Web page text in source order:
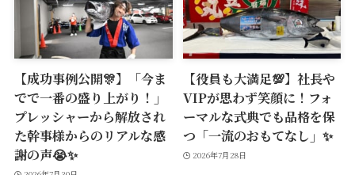
【成功事例公開🎊】「今ま
でで一番の盛り上がり！」
プレッシャーから解放され
た幹事様からのリアルな感
謝の声😭✨
【役員も大満足💯】社長や
VIPが思わず笑顔に！フォ
ーマルな式典でも品格を保
つ「一流のおもてなし」✨
2026年7月28日